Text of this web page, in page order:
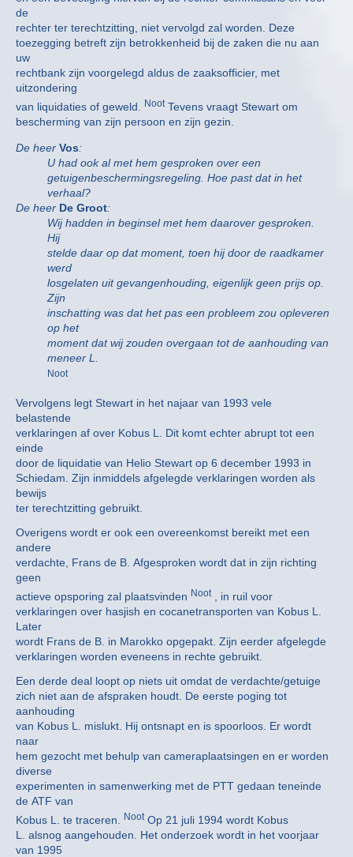
de
rechter ter terechtzitting, niet vervolgd zal worden. Deze
toezegging betreft zijn betrokkenheid bij de zaken die nu aan
uw
rechtbank zijn voorgelegd aldus de zaaksofficier, met
uitzondering
van liquidaties of geweld.
NootTevens vraagt Stewart om
bescherming van zijn persoon en zijn gezin.
De heer Vos:
U had ook al met hem gesproken over een
getuigenbeschermingsregeling. Hoe past dat in het
verhaal?
De heer De Groot:
Wij hadden in beginsel met hem daarover gesproken.
Hij
stelde daar op dat moment, toen hij door de raadkamer
werd
losgelaten uit gevangenhouding, eigenlijk geen prijs op.
Zijn
inschatting was dat het pas een probleem zou opleveren
op het
moment dat wij zouden overgaan tot de aanhouding van
meneer L.
Noot
Vervolgens legt Stewart in het najaar van 1993 vele
belastende
verklaringen af over Kobus L. Dit komt echter abrupt tot een
einde
door de liquidatie van Helio Stewart op 6 december 1993 in
Schiedam. Zijn inmiddels afgelegde verklaringen worden als
bewijs
ter terechtzitting gebruikt.
Overigens wordt er ook een overeenkomst bereikt met een
andere
verdachte, Frans de B. Afgesproken wordt dat in zijn richting
geen
actieve opsporing zal plaatsvinden Noot, in ruil voor
verklaringen over hasjish en cocanetransporten van Kobus L.
Later
wordt Frans de B. in Marokko opgepakt. Zijn eerder afgelegde
verklaringen worden eveneens in rechte gebruikt.
Een derde deal loopt op niets uit omdat de verdachte/getuige
zich niet aan de afspraken houdt. De eerste poging tot
aanhouding
van Kobus L. mislukt. Hij ontsnapt en is spoorloos. Er wordt
naar
hem gezocht met behulp van cameraplaatsingen en er worden
diverse
experimenten in samenwerking met de PTT gedaan teneinde
de ATF van
Kobus L. te traceren.
NootOp 21 juli 1994 wordt Kobus
L. alsnog aangehouden. Het onderzoek wordt in het voorjaar
van 1995